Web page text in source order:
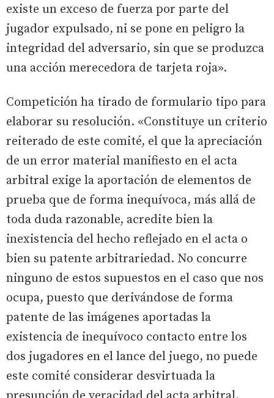
existe un exceso de fuerza por parte del
jugador expulsado, ni se pone en peligro la
integridad del adversario, sin que se produzca
una acción merecedora de tarjeta roja».
Competición ha tirado de formulario tipo para
elaborar su resolución. «Constituye un criterio
reiterado de este comité, el que la apreciación
de un error material manifiesto en el acta
arbitral exige la aportación de elementos de
prueba que de forma inequívoca, más allá de
toda duda razonable, acredite bien la
inexistencia del hecho reflejado en el acta o
bien su patente arbitrariedad. No concurre
ninguno de estos supuestos en el caso que nos
ocupa, puesto que derivándose de forma
patente de las imágenes aportadas la
existencia de inequívoco contacto entre los
dos jugadores en el lance del juego, no puede
este comité considerar desvirtuada la